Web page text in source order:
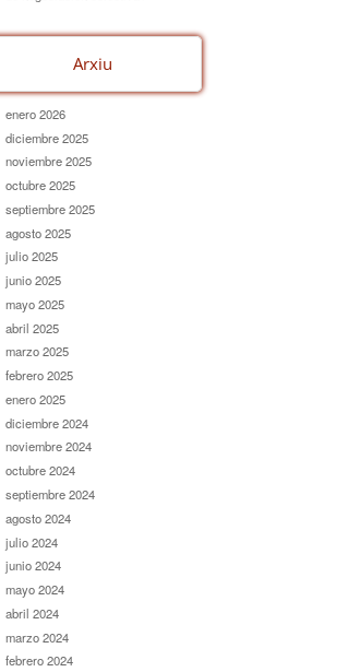
Arxiu
enero 2026
diciembre 2025
noviembre 2025
octubre 2025
septiembre 2025
agosto 2025
julio 2025
junio 2025
mayo 2025
abril 2025
marzo 2025
febrero 2025
enero 2025
diciembre 2024
noviembre 2024
octubre 2024
septiembre 2024
agosto 2024
julio 2024
junio 2024
mayo 2024
abril 2024
marzo 2024
febrero 2024